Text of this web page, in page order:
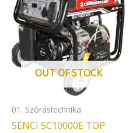
OUT OF STOCK
01. Szórástechnika
SENCI SC10000E TOP